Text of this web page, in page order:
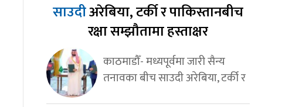
साउदीअरेबिया, टर्की र पाकिस्तानबीच
रक्षा सम्झौतामा हस्ताक्षर
काठमाडौँ- मध्यपूर्वमा जारी सैन्य
तनावका बीच साउदी अरेबिया, टर्की र